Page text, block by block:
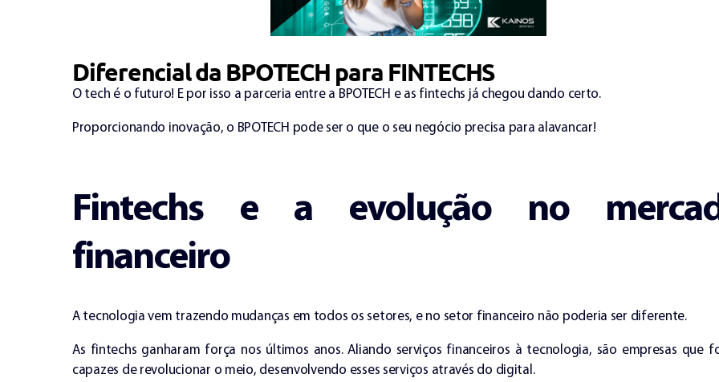
Diferencial da BPOTECH para FINTECHS
O tech é o futuro! E por isso a parceria entre a BPOTECH e as fintechs já chegou dando certo.
Proporcionando inovação, o BPOTECH pode ser o que o seu negócio precisa para alavancar!
Fintechs e a evolução no
financeiro
A tecnologia vem trazendo mudanças em todos os setores, e no setor financeiro não poderia ser diferente.
As fintechs ganharam força nos últimos anos. Aliando serviços financeiros à tecnologia, são empresas que
capazes de revolucionar o meio, desenvolvendo esses serviços através do digital.